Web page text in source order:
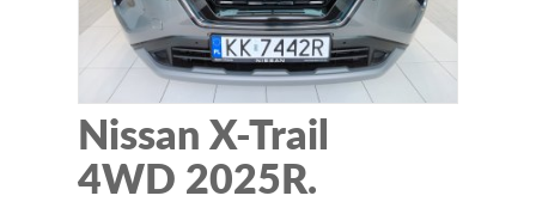
Nissan X-Trail
4WD 2025R.